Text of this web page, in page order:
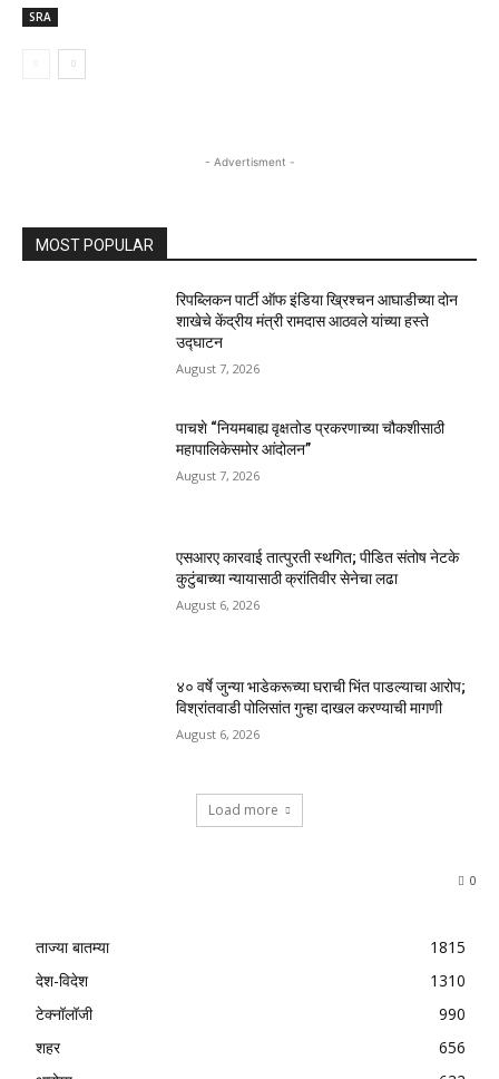
SRA
- Advertisment -
MOST POPULAR
रिपब्लिकन पार्टी ऑफ इंडिया ख्रिश्चन आघाडीच्या दोन
शाखेचे केंद्रीय मंत्री रामदास आठवले यांच्या हस्ते
उद्घाटन
August 7, 2026
पाचशे “नियमबाह्य वृक्षतोड प्रकरणाच्या चौकशीसाठी
महापालिकेसमोर आंदोलन”
August 7, 2026
एसआरए कारवाई तात्पुरती स्थगित; पीडित संतोष नेटके
कुटुंबाच्या न्यायासाठी क्रांतिवीर सेनेचा लढा
August 6, 2026
४० वर्षे जुन्या भाडेकरूच्या घराची भिंत पाडल्याचा आरोप;
विश्रांतवाडी पोलिसांत गुन्हा दाखल करण्याची मागणी
August 6, 2026
Load more
0
ताज्या बातम्या
1815
देश-विदेश
1310
टेक्नॉलॉजी
990
शहर
656